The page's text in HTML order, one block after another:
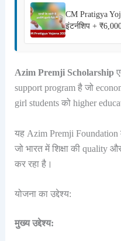
CM Pratigya
इंटर्नशिप +
Azim Premji Scholarship
support program है जो
girl students को higher
यह Azim Premji Foundation
जो भारत में शिक्षा की quality
कर रहा है।
योजना का उद्देश्य:
मुख्य उद्देश्य: